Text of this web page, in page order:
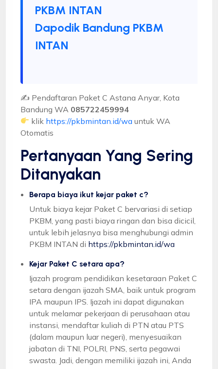
PKBM INTAN
Dapodik Bandung PKBM
INTAN
✍ Pendaftaran Paket C Astana Anyar, Kota
Bandung WA 085722459994
klik https://pkbmintan.id/wa untuk WA
Otomatis
Pertanyaan Yang Sering
Ditanyakan
Berapa biaya ikut kejar paket c?
Untuk biaya kejar Paket C bervariasi di setiap
PKBM, yang pasti biaya ringan dan bisa dicicil,
untuk lebih jelasnya bisa menghubungi admin
PKBM INTAN di https://pkbmintan.id/wa
Kejar Paket C setara apa?
Ijazah program pendidikan kesetaraan Paket C
setara dengan ijazah SMA, baik untuk program
IPA maupun IPS. Ijazah ini dapat digunakan
untuk melamar pekerjaan di perusahaan atau
instansi, mendaftar kuliah di PTN atau PTS
(dalam maupun luar negeri), menyesuaikan
jabatan di TNI, POLRI, PNS, serta pegawai
swasta. Jadi, dengan memiliki ijazah ini, Anda